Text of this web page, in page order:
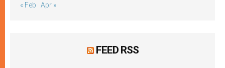
« Feb Apr »
FEED RSS